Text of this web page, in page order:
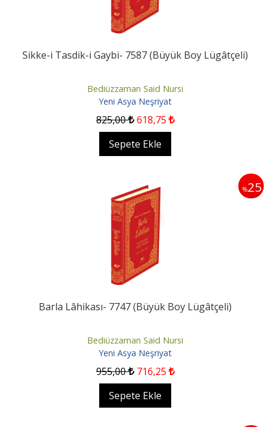
Sikke-i Tasdik-i Gaybi- 7587 (Büyük Boy Lügâtçeli)
Bediüzzaman Said Nursi
Yeni Asya Neşriyat
825,00 618,75
Sepete Ekle
%25
Barla Lâhikası- 7747 (Büyük Boy Lügâtçeli)
Bediüzzaman Said Nursi
Yeni Asya Neşriyat
955,00 716,25
Sepete Ekle